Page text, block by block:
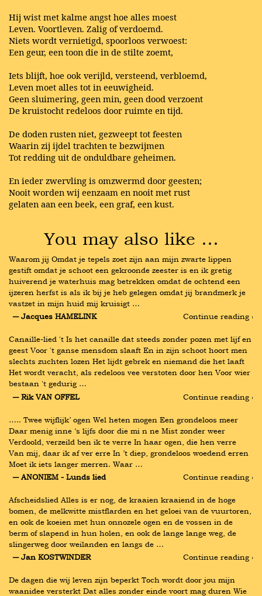
Hij wist met kalme angst hoe alles moest
Leven. Voortleven. Zalig of verdoemd.
Niets wordt vernietigd, spoorloos verwoest:
Een geur, een toon die in de stilte zoemt,
Iets blijft, hoe ook verijld, versteend, verbloemd,
Leven moet alles tot in eeuwigheid.
Geen sluimering, geen min, geen dood verzoent
De kruistocht redeloos door ruimte en tijd.
De doden rusten niet, gezweept tot feesten
Waarin zij ijdel trachten te bezwijmen
Tot redding uit de onduldbare geheimen.
En ieder zwervling is omzwermd door geesten;
Nooit worden wij eenzaam en nooit met rust
gelaten aan een beek, een graf, een kust.
You may also like …
Waarom jij Omdat je tepels zoet zijn aan mijn zwarte lippen
gestift omdat je schoot een gekroonde zeester is en ik gretig
huiverend je waterhuis mag betrekken omdat de ochtend een
ijzeren herfst is als ik bij je heb gelegen omdat jij brandmerk je
vastzet in mijn huid mij kruisigt …
― Jacques HAMELINK
Continue reading ›
Canaille-lied 't Is het canaille dat steeds zonder pozen met lijf en
geest Voor 't ganse mensdom slaaft En in zijn schoot hoort men
slechts zuchten lozen Het lijdt gebrek en niemand die het laaft
Het wordt veracht, als redeloos vee verstoten door hen Voor wier
bestaan 't gedurig …
― Rik VAN OFFEL
Continue reading ›
….. Twee wijflijk’ ogen Wel heten mogen Een grondeloos meer
Daar menig inne ‘s lijfs door die mi n ne Mist zonder weer
Verdoold, verzeild ben ik te verre In haar ogen, die hen verre
Van mij, daar ik af ver erre In ’t diep, grondeloos woedend erren
Moet ik iets langer merren. Waar …
― ANONIEM - Lunds lied
Continue reading ›
Afscheidslied Alles is er nog, de kraaien kraaiend in de hoge
bomen, de melkwitte mistflarden en het geloei van de vuurtoren,
en ook de koeien met hun onnozele ogen en de vossen in de
berm of slapend in hun holen, en ook de lange lange weg, de
slingerweg door weilanden en langs de …
― Jan KOSTWINDER
Continue reading ›
De dagen die wij leven zijn beperkt Toch wordt door jou mijn
waanidee versterkt Dat alles zonder einde voort mag duren Wie